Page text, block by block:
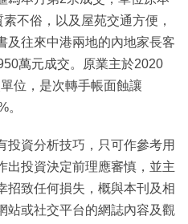
不俗，以及屋苑交通方便，
及往來中港兩地的內地家長客
萬元成交。原業主於2020
位，是次轉手帳面蝕讓
。
投資分析技巧，只可作參考用
出投資決定前理應審慎，並主
招致任何損失，概與本刊及相
站或社交平台的網誌內容及觀